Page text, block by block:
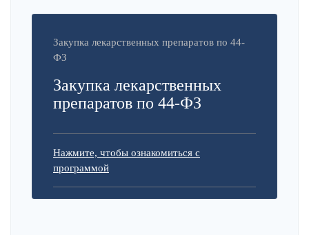
Закупка лекарственных препаратов по 44-
ФЗ
Закупка лекарственных
препаратов по 44-ФЗ
Нажмите, чтобы ознакомиться с
программой